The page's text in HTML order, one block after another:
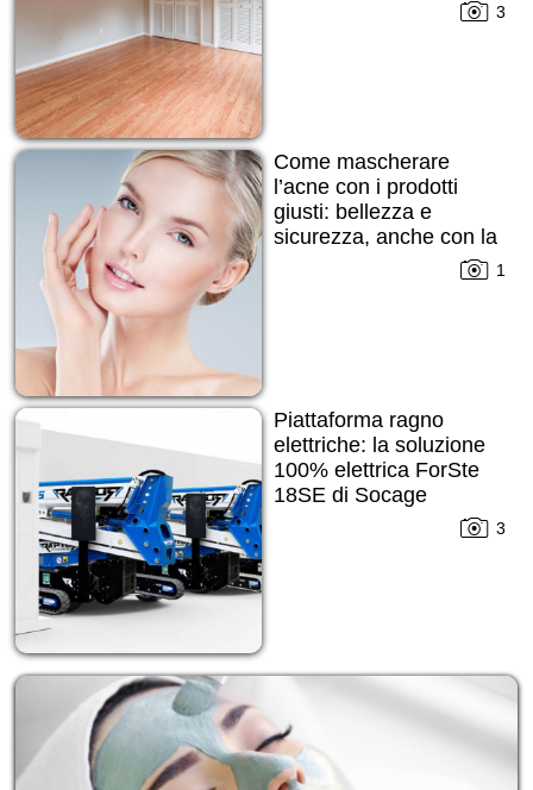
3
Come mascherare
l’acne con i prodotti
giusti: bellezza e
sicurezza, anche con la
1
Piattaforma ragno
elettriche: la soluzione
100% elettrica ForSte
18SE di Socage
3